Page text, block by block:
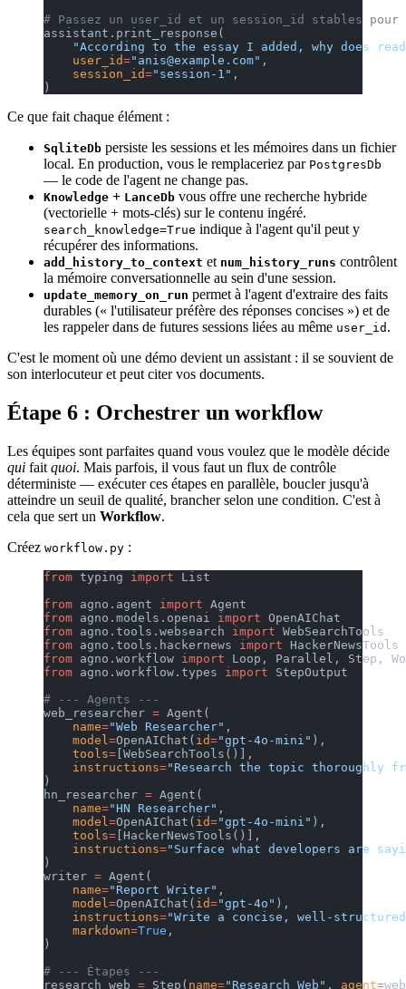
# Passez un user_id et un session_id stables
assistant.print_response(
"According to the essay I added, why does
    user_id
="anis@example.com" ,
    session_id
="session-1" ,
)
Ce que fait chaque élément :
SqliteDb persiste les sessions et les mémoires dans un fichier
local. En production, vous le remplaceriez par PostgresDb
— le code de l'agent ne change pas.
Knowledge + LanceDb vous offre une recherche hybride
(vectorielle + mots-clés) sur le contenu ingéré.
search_knowledge=True indique à l'agent qu'il peut y
récupérer des informations.
add_history_to_context et num_history_runs contrôlent
la mémoire conversationnelle au sein d'une session.
update_memory_on_run permet à l'agent d'extraire des faits
durables (« l'utilisateur préfère des réponses concises ») et de
les rappeler dans de futures sessions liées au même user_id .
C'est le moment où une démo devient un assistant : il se souvient de
son interlocuteur et peut citer vos documents.
Étape 6 : Orchestrer un workflow
Les équipes sont parfaites quand vous voulez que le modèle décide
qui fait quoi. Mais parfois, il vous faut un flux de contrôle
déterministe — exécuter ces étapes en parallèle, boucler jusqu'à
atteindre un seuil de qualité, brancher selon une condition. C'est à
cela que sert un Workflow.
Créez workflow.py :
from typing import List
from agno.agent import Agent
from agno.models.openai import OpenAIChat
from agno.tools.websearch import WebSearchTools
from agno.tools.hackernews import HackerNewsTools
from agno.workflow import Loop, Parallel, Step,
from agno.workflow.types import StepOutput
# --- Agents ---
web_researcher = Agent(
    name
="Web Researcher" ,
    model
=OpenAIChat( id="gpt-4o-mini" ),
    tools
= [WebSearchTools()],
    instructions
="Research the topic thoroughly
)
hn_researcher = Agent(
    name
="HN Researcher" ,
    model
=OpenAIChat( id="gpt-4o-mini" ),
    tools
= [HackerNewsTools()],
    instructions
="Surface what developers are
)
writer = Agent(
    name
="Report Writer" ,
    model
=OpenAIChat( id="gpt-4o" ),
    instructions
="Write a concise, well-
    markdown
=True ,
)
# --- Étapes ---
research_web = Step( name="Research Web" , agent=